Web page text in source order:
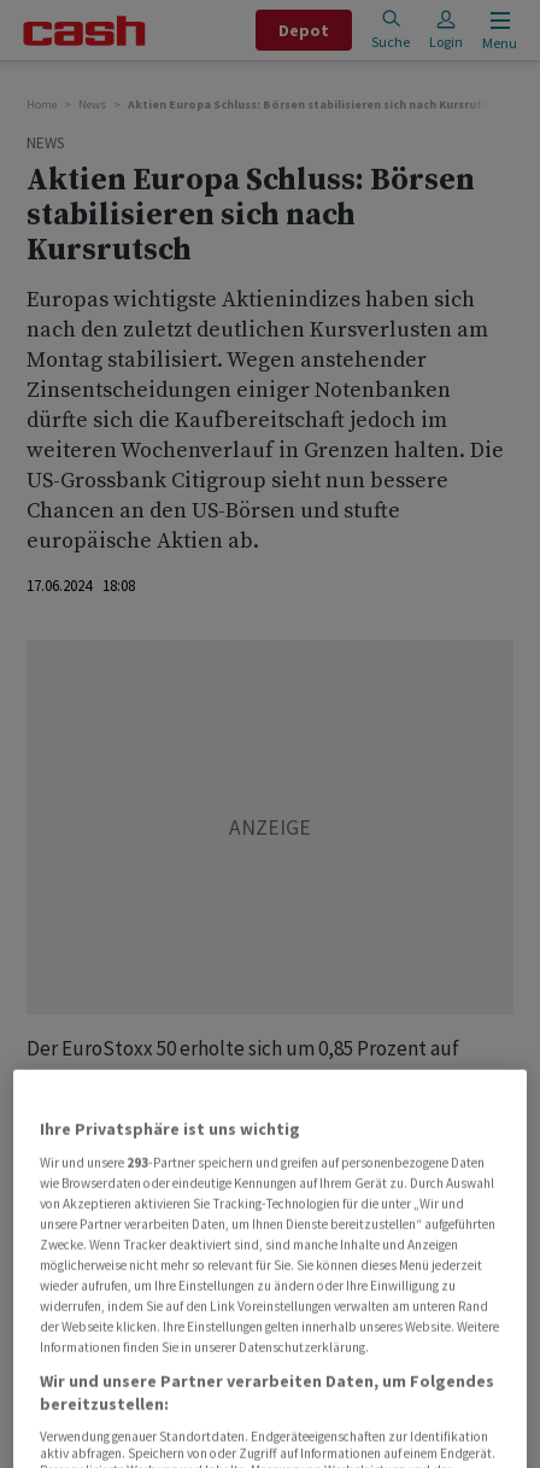
Depot
Suche Login Menu
Home News Aktien Europa Schluss: Börsen stabilisieren sich nach Kursrutsch
NEWS
Aktien Europa Schluss: Börsen
stabilisieren sich nach
Kursrutsch
Europas wichtigste Aktienindizes haben sich
nach den zuletzt deutlichen Kursverlusten am
Montag stabilisiert. Wegen anstehender
Zinsentscheidungen einiger Notenbanken
dürfte sich die Kaufbereitschaft jedoch im
weiteren Wochenverlauf in Grenzen halten. Die
US-Grossbank Citigroup sieht nun bessere
Chancen an den US-Börsen und stufte
europäische Aktien ab.
17.06.2024 18:08
Der EuroStoxx 50 erholte sich um 0,85 Prozent auf
4880,42 Punkte. In der vergangenen Woche hatte der
Unsicherheit insbesondere in Frankreich mehr als vier
Prozent eingebüsst. Er war auf den tiefsten Stand seit
knapp vier Monaten gefallen.
Noch schlimmer war es vergangene Woche dem
französischen Cac 40 ergangen, der am Montag mit
einem Plus von 0,91 Prozent auf 7571,57 Punkte etwas
Boden gutmachte. Der britische FTSE 100 , der sich
zuletzt vergleichsweise robust behauptet hatte,
schloss mit minus 0,06 Prozent auf 8142,15 Zähler kaum
verändert.
Ihre Privatsphäre ist uns wichtig
Wir und unsere 293-Partner speichern und greifen auf personenbezogene Daten
wie Browserdaten oder eindeutige Kennungen auf Ihrem Gerät zu. Durch Auswahl
von Akzeptieren aktivieren Sie Tracking-Technologien für die unter „Wir und
unsere Partner verarbeiten Daten, um Ihnen Dienste bereitzustellen“ aufgeführten
Zwecke. Wenn Tracker deaktiviert sind, sind manche Inhalte und Anzeigen
möglicherweise nicht mehr so relevant für Sie. Sie können dieses Menü jederzeit
wieder aufrufen, um Ihre Einstellungen zu ändern oder Ihre Einwilligung zu
widerrufen, indem Sie auf den Link Voreinstellungen verwalten am unteren Rand
der Webseite klicken. Ihre Einstellungen gelten innerhalb unseres Website. Weitere
Informationen finden Sie in unserer Datenschutzerklärung.
Wir und unsere Partner verarbeiten Daten, um Folgendes
bereitzustellen:
Verwendung genauer Standortdaten. Endgeräteeigenschaften zur Identifikation
aktiv abfragen. Speichern von oder Zugriff auf Informationen auf einem Endgerät.